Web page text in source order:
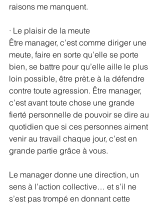
raisons me manquent.
· Le plaisir de la meute
Être manager, c’est comme diriger une
meute, faire en sorte qu’elle se porte
bien, se battre pour qu’elle aille le plus
loin possible, être prèt.e à la défendre
contre toute agression. Être manager,
c’est avant toute chose une grande
fierté personnelle de pouvoir se dire au
quotidien que si ces personnes aiment
venir au travail chaque jour, c’est en
grande partie grâce à vous.
Le manager donne une direction, un
sens à l’action collective… et s’il ne
s’est pas trompé en donnant cette